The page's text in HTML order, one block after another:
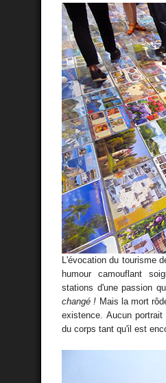
L'évocation du tourisme
humour camouflant
stations d'une passion
changé ! Mais la mort
existence. Aucun
du corps tant qu'il est